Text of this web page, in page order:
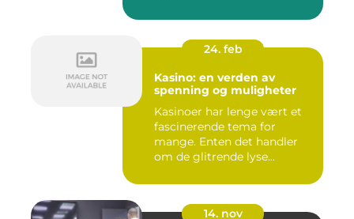
24. feb
Kasino: en verden av
spenning og muligheter
Kasinoer har lenge vært et
fascinerende tema for
mange. Enten det handler
om de glitrende lyse...
14. nov